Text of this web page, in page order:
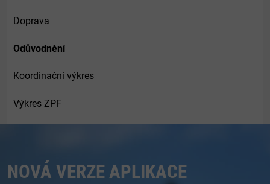
Doprava
Odůvodnění
Koordinační výkres
Výkres ZPF
NOVÁ VERZE APLIKACE